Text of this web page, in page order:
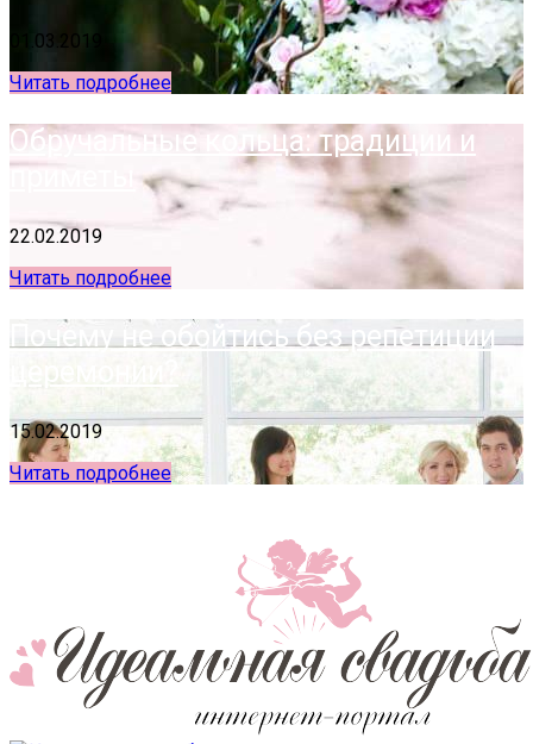
01.03.2019
Читать подробнее
Обручальные кольца: традиции и
приметы
22.02.2019
Читать подробнее
Почему не обойтись без репетиции
церемонии?
15.02.2019
Читать подробнее